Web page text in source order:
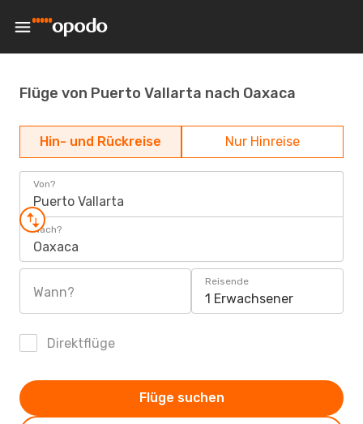
Flüge von Puerto Vallarta nach Oaxaca
Hin- und Rückreise Nur Hinreise
Von?
Puerto Vallarta
Nach?
Oaxaca
Wann?
Reisende
1 Erwachsener
Direktflüge
Flüge suchen